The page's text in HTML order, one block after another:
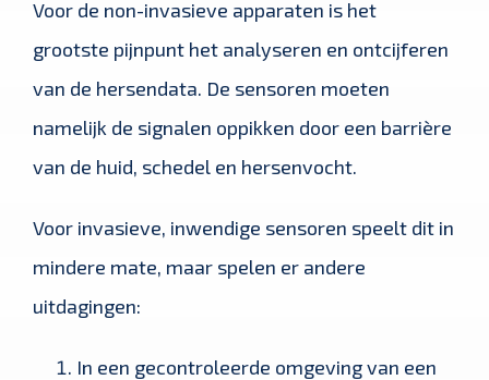
Voor de non-invasieve apparaten is het
grootste pijnpunt het analyseren en ontcijferen
van de hersendata. De sensoren moeten
namelijk de signalen oppikken door een barrière
van de huid, schedel en hersenvocht.
Voor invasieve, inwendige sensoren speelt dit in
mindere mate, maar spelen er andere
uitdagingen:
In een gecontroleerde omgeving van een